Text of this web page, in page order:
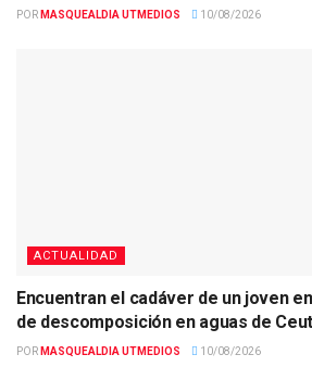
POR MASQUEALDIA UTMEDIOS 10/08/2026
ACTUALIDAD
Encuentran el cadáver de un joven
de descomposición en aguas de
POR MASQUEALDIA UTMEDIOS 10/08/2026